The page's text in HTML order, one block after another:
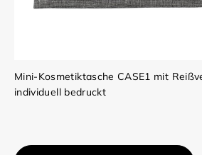
Mini-Kosmetiktasche CASE1 mit
individuell bedruckt